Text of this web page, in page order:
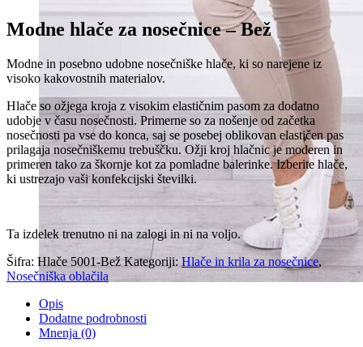
Modne hlače za nosečnice – Bež
Modne in posebno udobne nosečniške hlače, ki so narejene iz
visoko kakovostnih materialov.
Hlače so ožjega kroja z visokim elastičnim pasom za dodatno
udobje v času nosečnosti. Primerne so za nošenje od začetka
nosečnosti pa vse do konca, saj se posebej oblikovan elastičen pas
prilagaja nosečniškemu trebuščku. Ožji kroj hlačnic je moderen in
primeren tako za škornje kot za pomladne balerinke. Izberite hlače,
ki ustrezajo vaši konfekcijski številki.
Ta izdelek trenutno ni na zalogi in ni na voljo.
Šifra: Hlače 5001-Bež Kategoriji: Hlače in krila za nosečnice,
Nosečniška oblačila
Opis
Dodatne podrobnosti
Mnenja (0)